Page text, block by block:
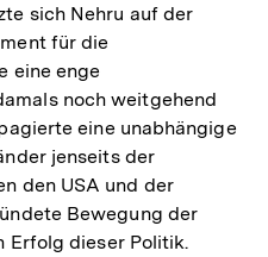
Fußnote
sich Nehru auf der
für die
eine enge
noch weitgehend
eine unabhängige
jenseits der
den USA und der
Bewegung der
Erfolg dieser Politik.